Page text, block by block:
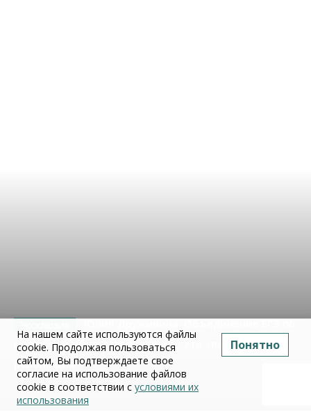
Юлия Дружинина: Объединение ЕГЭ по
истории и обществознанию — это эволюция, а не
революция
02 июля 2026
На нашем сайте используются файлы
cookie. Продолжая пользоваться
сайтом, Вы подтверждаете свое
согласие на использование файлов
cookie в соответствии с условиями их
использования
Понятно